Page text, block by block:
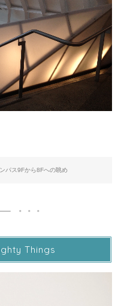
パス9Fから8Fへの眺め
Things